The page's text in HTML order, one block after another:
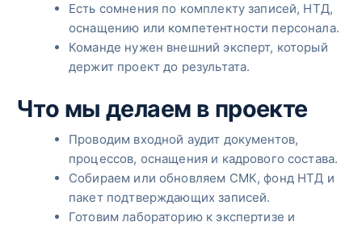
Есть сомнения по комплекту записей, НТД,
оснащению или компетентности персонала.
Команде нужен внешний эксперт, который
держит проект до результата.
Что мы делаем в проекте
Проводим входной аудит документов,
процессов, оснащения и кадрового состава.
Собираем или обновляем СМК, фонд НТД и
пакет подтверждающих записей.
Готовим лабораторию к экспертизе и